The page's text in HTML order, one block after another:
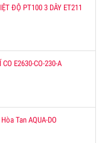
ĐỘ PT100 3 DÂY ET211
E2630-CO-230-A
Tan AQUA-DO